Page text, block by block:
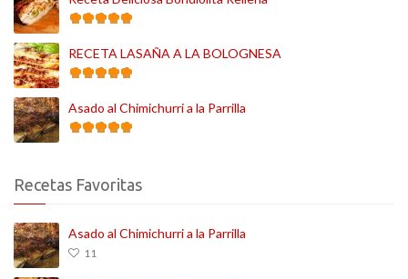
RECETA LASAÑA A LA BOLOGNESA
Asado al Chimichurri a la Parrilla
Recetas Favoritas
Asado al Chimichurri a la Parrilla
11